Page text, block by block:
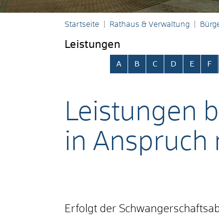
Startseite Rathaus & Verwaltung
Leistungen
Alphabetisches Register
A B C D E F
Leistungen
in Anspruch
Erfolgt der